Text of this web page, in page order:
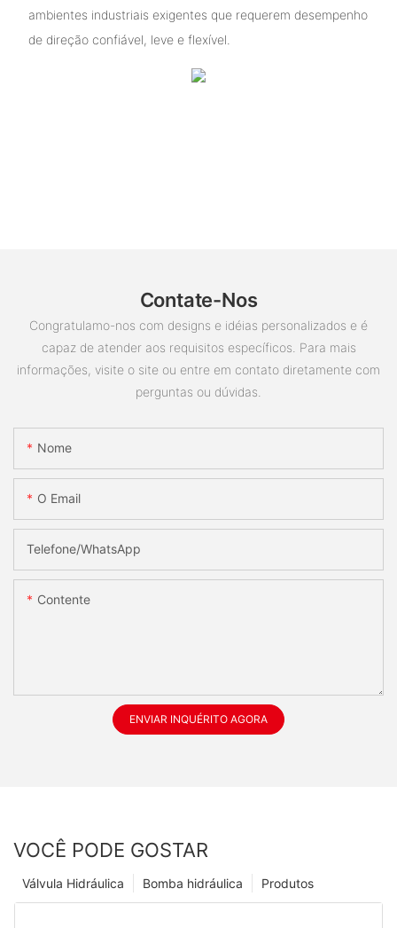
ambientes industriais exigentes que requerem desempenho
de direção confiável, leve e flexível.
Contate-Nos
Congratulamo-nos com designs e idéias personalizados e é
capaz de atender aos requisitos específicos. Para mais
informações, visite o site ou entre em contato diretamente com
perguntas ou dúvidas.
Nome
O Email
Telefone/whatsApp
Contente
ENVIAR INQUÉRITO AGORA
VOCÊ PODE GOSTAR
Produtos
Bomba hidráulica
Válvula Hidráulica